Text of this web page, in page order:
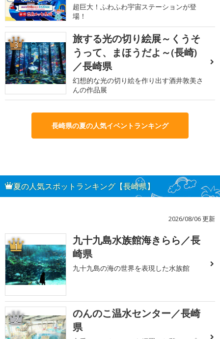
超巨大！ふわふわ宇宙ステーションが登
場！
3
旅する光の切り絵展～くうそ
うって、まほうだよ～(長崎)
／長崎県
幻想的な光の切り絵を作り出す酒井敦美さ
んの作品展
長崎県の夏の人気イベントランキング
夏の人気スポットランキング【長崎県】
2026/08/06 更新
1
九十九島水族館海きらら／長
崎県
九十九島の海の世界を表現した水族館
2
のんのこ温水センター／長崎
県